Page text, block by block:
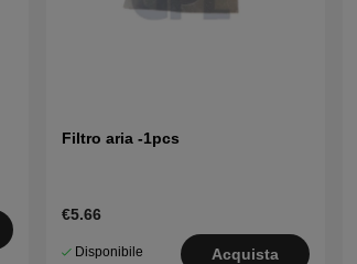
Filtro aria -1pcs
€5.66
Disponibile
Acquista